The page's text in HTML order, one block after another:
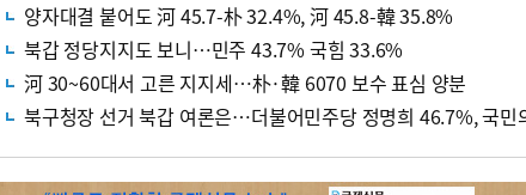
양자대결 붙어도 河 45.7-朴 32.4%, 河 45.8-韓 35.8%
북갑 정당지지도 보니…민주 43.7% 국힘 33.6%
河 30~60대서 고른 지지세…朴·韓 6070 보수 표심 양분
북구청장 선거 북갑 여론은…더불어민주당 정명희 46.7%, 국민